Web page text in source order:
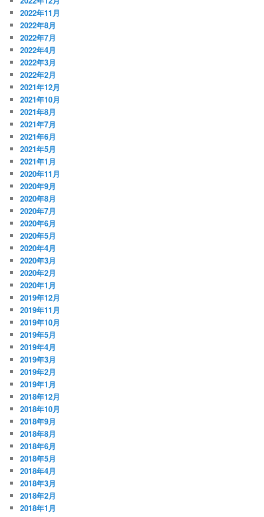
2022年11月
2022年8月
2022年7月
2022年4月
2022年3月
2022年2月
2021年12月
2021年10月
2021年8月
2021年7月
2021年6月
2021年5月
2021年1月
2020年11月
2020年9月
2020年8月
2020年7月
2020年6月
2020年5月
2020年4月
2020年3月
2020年2月
2020年1月
2019年12月
2019年11月
2019年10月
2019年5月
2019年4月
2019年3月
2019年2月
2019年1月
2018年12月
2018年10月
2018年9月
2018年8月
2018年6月
2018年5月
2018年4月
2018年3月
2018年2月
2018年1月